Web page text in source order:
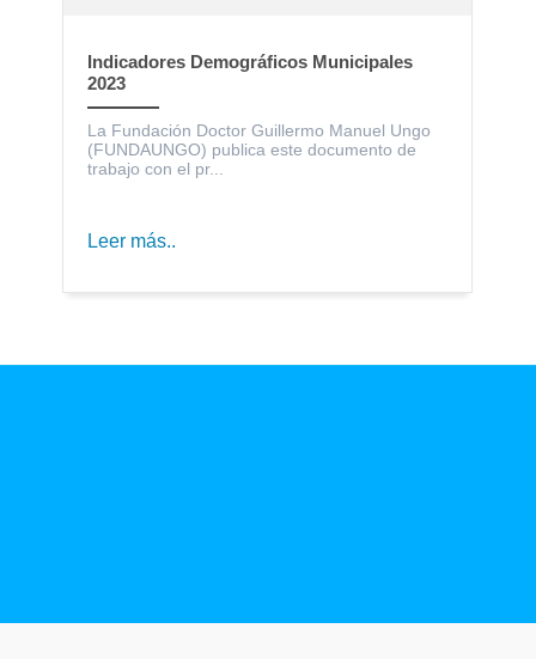
Indicadores Demográficos Municipales
2023
La Fundación Doctor Guillermo Manuel Ungo
(FUNDAUNGO) publica este documento de
trabajo con el pr...
Leer más..